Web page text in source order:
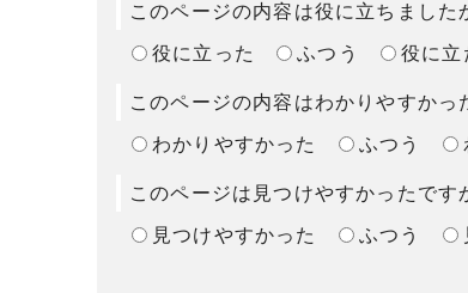
このページの内容は役に立ちました
役に立った ふつう 役に立
このページの内容はわかりやすかっ
わかりやすかった ふつう
このページは見つけやすかったです
見つけやすかった ふつう